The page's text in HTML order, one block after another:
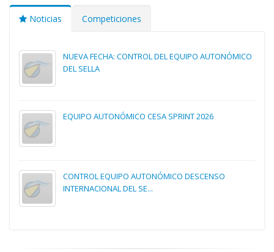
Noticias Competiciones
NUEVA FECHA: CONTROL DEL EQUIPO AUTONÓMICO
DEL SELLA
EQUIPO AUTONÓMICO CESA SPRINT 2026
CONTROL EQUIPO AUTONÓMICO DESCENSO
INTERNACIONAL DEL SE...